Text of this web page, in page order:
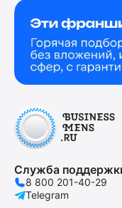
Служба
8 800 201-40-29
Telegram